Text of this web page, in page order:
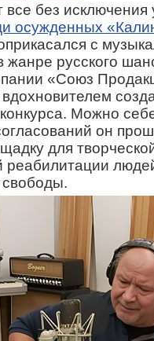
без исключения
осужденных
с
жанре русского
«Союз
Можно
он
для
реабилитации
свободы.